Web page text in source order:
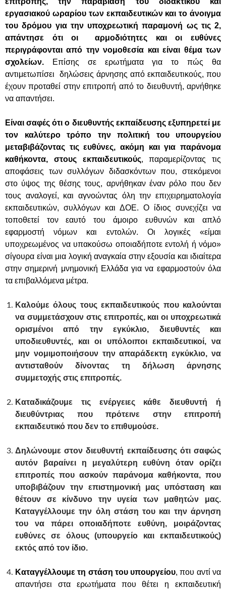
εργασιακού ωραρίου των εκπαιδευτικών και το άνοιγμα
του δρόμου για την υποχρεωτική παραμονή ως τις 2,
απάντησε ότι οι αρμοδιότητες και οι ευθύνες
περιγράφονται από την νομοθεσία και είναι θέμα των
σχολείων. Επίσης σε ερωτήματα για το πώς θα
αντιμετωπίσει δηλώσεις άρνησης από εκπαιδευτικούς, που
έχουν προταθεί στην επιτροπή από το διευθυντή, αρνήθηκε
να απαντήσει.
Είναι σαφές ότι ο διευθυντής εκπαίδευσης εξυπηρετεί με
τον καλύτερο τρόπο την πολιτική του υπουργείου
μεταβιβάζοντας τις ευθύνες, ακόμη και για παράνομα
καθήκοντα, στους εκπαιδευτικούς, παραμερίζοντας τις
αποφάσεις των συλλόγων διδασκόντων που, στεκόμενοι
στο ύψος της θέσης τους, αρνήθηκαν έναν ρόλο που δεν
τους αναλογεί, και αγνοώντας όλη την επιχειρηματολογία
εκπαιδευτικών, συλλόγων και ΔΟΕ. Ο ίδιος συνεχίζει να
τοποθετεί τον εαυτό του άμοιρο ευθυνών και απλό
εφαρμοστή νόμων και εντολών. Οι λογικές «είμαι
υποχρεωμένος να υπακούσω οποιαδήποτε εντολή ή νόμο»
σίγουρα είναι μια λογική αναγκαία στην εξουσία και ιδιαίτερα
στην σημερινή μνημονική Ελλάδα για να εφαρμοστούν όλα
τα επιβαλλόμενα μέτρα.
Καλούμε όλους τους εκπαιδευτικούς που καλούνται
να συμμετάσχουν στις επιτροπές, και οι υποχρεωτικά
ορισμένοι από την εγκύκλιο, διευθυντές και
υποδιευθυντές, και οι υπόλοιποι εκπαιδευτικοί, να
μην νομιμοποιήσουν την απαράδεκτη εγκύκλιο, να
αντισταθούν δίνοντας τη δήλωση άρνησης
συμμετοχής στις επιτροπές.
Καταδικάζουμε τις ενέργειες κάθε διευθυντή ή
διευθύντριας που πρότεινε στην επιτροπή
εκπαιδευτικό που δεν το επιθυμούσε.
Δηλώνουμε στον διευθυντή εκπαίδευσης ότι σαφώς
αυτόν βαραίνει η μεγαλύτερη ευθύνη όταν ορίζει
επιτροπές που ασκούν παράνομα καθήκοντα, που
υποβιβάζουν την επιστημονική μας υπόσταση και
θέτουν σε κίνδυνο την υγεία των μαθητών μας.
Καταγγέλλουμε την όλη στάση του και την άρνηση
του να πάρει οποιαδήποτε ευθύνη, μοιράζοντας
ευθύνες σε όλους (υπουργείο και εκπαιδευτικούς)
εκτός από τον ίδιο.
Καταγγέλλουμε τη στάση του υπουργείου, που αντί να
απαντήσει στα ερωτήματα που θέτει η εκπαιδευτική